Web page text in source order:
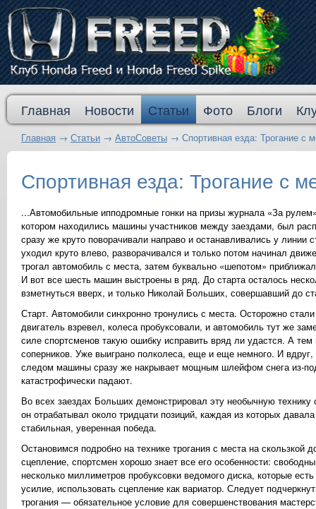
Главная Новости Статьи Фото Блоги
Главная → Статьи → АвтоСоветы → Спортивная езда: Трогание с
Спортивная езда: Трогание с
...Автомобильные ипподромные гонки на призы журнала «За
котором находились машины участников между заездами, был
сразу же круто поворачивали направо и останавливались у
уходил круто влево, разворачивался и только потом начинал
трогал автомобиль с места, затем буквально «шепотом»
И вот все шесть машин выстроены в ряд. До старта осталось
взметнуться вверх, и только Николай Больших, совершавший до
Старт. Автомобили синхронно тронулись с места. Осторожно
двигатель взревел, колеса пробуксовали, и автомобиль тут же
силе спортсменов такую ошибку исправить вряд ли удастся. А
соперников. Уже выиграно полколеса, еще и еще немного. И
следом машины сразу же накрывает мощным шлейфом снега из-
катастрофически падают.
Во всех заездах Больших демонстрировал эту необычную
он отрабатывал около тридцати позиций, каждая из которых
стабильная, уверенная победа.
Остановимся подробно на технике трогания с места на скользкой
сцепление, спортсмен хорошо знает все его особенности:
несколько миллиметров пробуксовки ведомого диска, которые
усилие, использовать сцепление как вариатор. Следует
трогания — обязательное условие для совершенствования